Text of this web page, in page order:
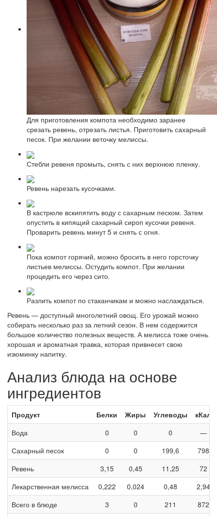
Для приготовления компота необходимо заранее
срезать ревень, отрезать листья. Приготовить сахарный
песок. При желании веточку мелиссы.
Стебли ревеня промыть, снять с них верхнюю пленку.
Ревень нарезать кусочками.
В кастрюле вскипятить воду с сахарным песком. Затем
опустить в кипящий сахарный сироп кусочки ревеня.
Проварить ревень минут 5 и снять с огня.
Пока компот горячий, можно бросить в него горсточку
листьев мелиссы. Остудить компот. При желании
процедить его через сито.
Разлить компот по стаканчикам и можно наслаждаться.
Ревень — доступный многолетний овощ. Его урожай можно
собирать несколько раз за летний сезон. В нем содержится
большое количество полезных веществ. А мелисса тоже очень
хорошая и ароматная травка, которая привнесет свою
изюминку напитку.
Анализ блюда на основе
ингредиентов
Продукт Белки Жиры Углеводы
кКал
Вода
0 0 0
—
Сахарный песок
0 0 199,6
798
Ревень
3,15 0,45 11,25
72
Лекарственная мелисса
0,222 0,024 0,48
2,94
Всего в блюде
3 0 211
872